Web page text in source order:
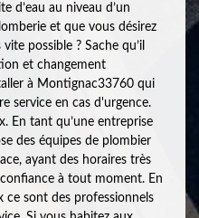
d’eau au niveau d’un
et que vous désirez
possible ? Sache qu’il
et changement
à Montignac33760 qui
service en cas d'urgence.
En tant qu’une entreprise
des équipes de plombier
ayant des horaires très
à tout moment. En
ce sont des professionnels